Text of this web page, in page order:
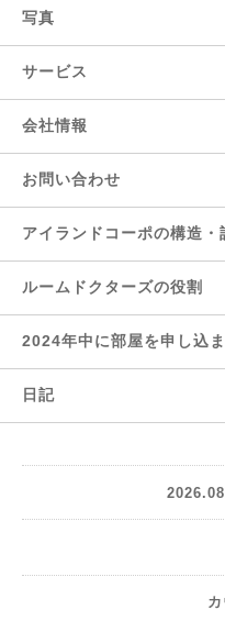
写真
サービス
会社情報
お問い合わせ
アイランドコーポの構造・
ルームドクターズの役割
2024年中に部屋を申し込
日記